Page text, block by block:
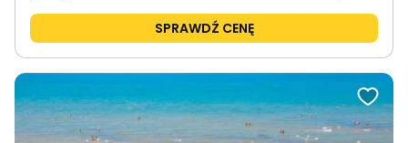
SPRAWDŹ CENĘ